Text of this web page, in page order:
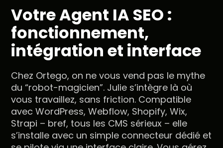
Votre Agent IA SEO :
fonctionnement,
intégration et interface
Chez Ortego, on ne vous vend pas le mythe
du “robot-magicien”. Julie s’intègre là où
vous travaillez, sans friction. Compatible
avec WordPress, Webflow, Shopify, Wix,
Strapi – bref, tous les CMS sérieux – elle
s’installe avec un simple connecteur dédié et